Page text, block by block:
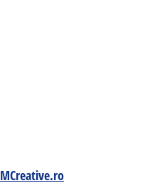
MCreative.ro